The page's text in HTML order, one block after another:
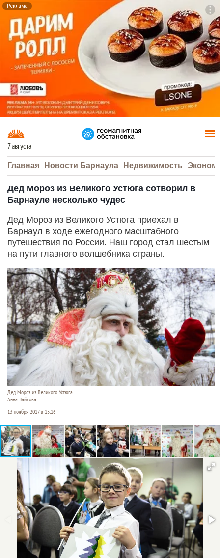
Реклама
7 августа
Главная Новости Барнаула Недвижимость
Дед Мороз из Великого Устюга сотворил в
Барнауле несколько чудес
Дед Мороз из Великого Устюга приехал в
Барнаул в ходе ежегодного масштабного
путешествия по России. Наш город стал шестым
на пути главного волшебника страны.
Дед Мороз из Великого Устюга.
Анна Зайкова
13 ноября 2017 в 15:16